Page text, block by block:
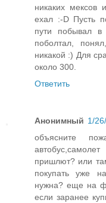
никаких мексов
ехал :-D Пусть
пути побывал
поболтал,
никакой :) Для
около 300.
Ответить
Анонимный 1/
объясните
пришлют? или
покупать уже
нужна? еще на
если заранее